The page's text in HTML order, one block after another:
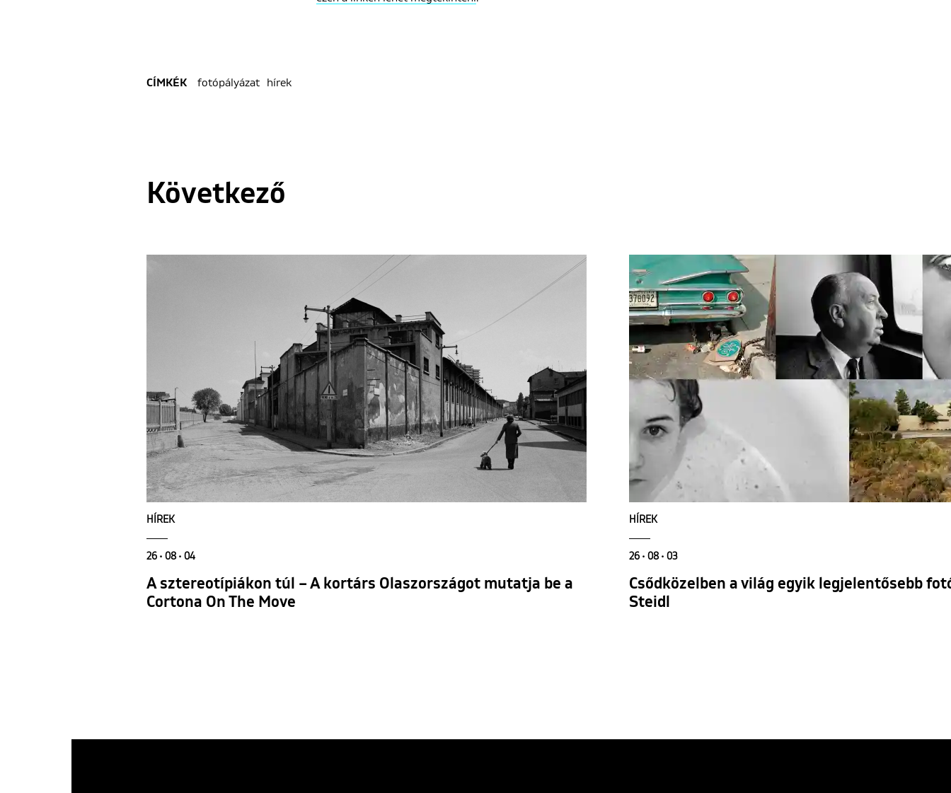
CÍMKÉK fotópályázat hírek
Következő
HÍREK
26 • 08 • 04
A sztereotípiákon túl – A kortárs Olaszországot mutatja be a
Cortona On The Move
HÍREK
26 • 08 • 03
Csődközelben a világ egyik legjelentősebb
Steidl